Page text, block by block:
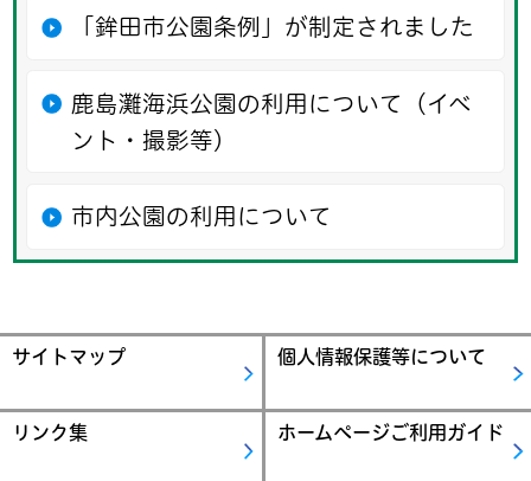
「鉾田市公園条例」が制定されました
鹿島灘海浜公園の利用について（イベ
ント・撮影等）
市内公園の利用について
サイトマップ 個人情報保護等について
リンク集 ホームページご利用ガイド